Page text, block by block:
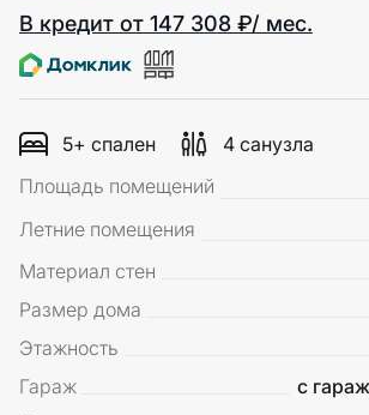
В кредит от 147 308 ₽/ мес.
5+ спален
4 санузла
Площадь помещений
Летние помещения
Материал стен
Размер дома
Этажность
Гараж
с